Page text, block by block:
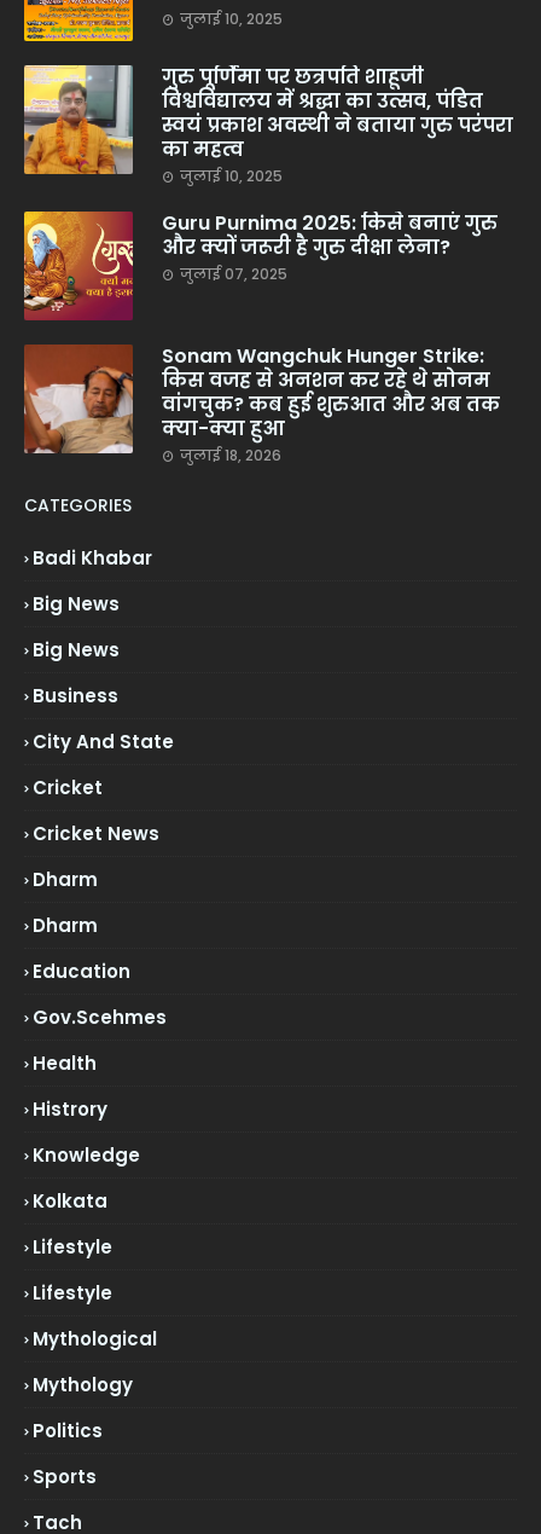
जुलाई 10, 2025
गुरु पूर्णिमा पर छत्रपति शाहूजी
विश्वविद्यालय में श्रद्धा का उत्सव, पंडित
स्वयं प्रकाश अवस्थी ने बताया गुरु परंपरा
का महत्व
जुलाई 10, 2025
Guru Purnima 2025: किसे बनाएं गुरु
और क्यों जरूरी है गुरु दीक्षा लेना?
जुलाई 07, 2025
Sonam Wangchuk Hunger Strike:
किस वजह से अनशन कर रहे थे सोनम
वांगचुक? कब हुई शुरुआत और अब तक
क्या-क्या हुआ
जुलाई 18, 2026
CATEGORIES
Badi Khabar
Big News
Big News
Business
City And State
Cricket
Cricket News
Dharm
Dharm
Education
Gov.scehmes
Health
Histrory
Knowledge
Kolkata
Lifestyle
Lifestyle
Mythological
Mythology
Politics
Sports
Tach